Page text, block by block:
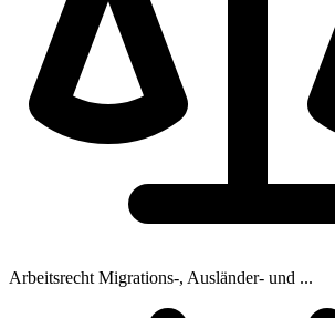
Arbeitsrecht Migrations-, Ausländer- und ...